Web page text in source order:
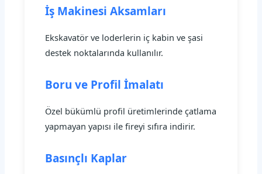
İş Makinesi Aksamları
Ekskavatör ve loderlerin iç kabin ve şasi
destek noktalarında kullanılır.
Boru ve Profil İmalatı
Özel bükümlü profil üretimlerinde çatlama
yapmayan yapısı ile fireyi sıfıra indirir.
Basınçlı Kaplar